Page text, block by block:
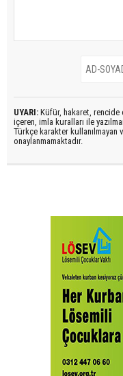
UYARI: Küfür, hakaret, rencide
içeren, imla kuralları ile
Türkçe karakter kullanılmayan
onaylanmamaktadır.